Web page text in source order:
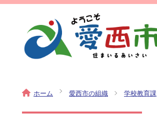
ホーム 愛西市の組織 学校教育課